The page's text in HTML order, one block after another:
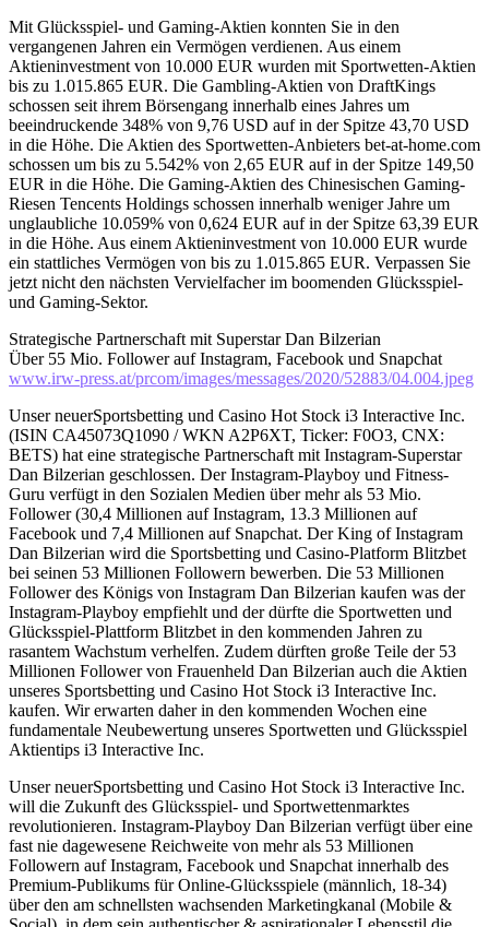
Mit Glücksspiel- und Gaming-Aktien konnten Sie in den
vergangenen Jahren ein Vermögen verdienen. Aus einem
Aktieninvestment von 10.000 EUR wurden mit Sportwetten-Aktien
bis zu 1.015.865 EUR. Die Gambling-Aktien von DraftKings
schossen seit ihrem Börsengang innerhalb eines Jahres um
beeindruckende 348% von 9,76 USD auf in der Spitze 43,70 USD
in die Höhe. Die Aktien des Sportwetten-Anbieters bet-at-home.com
schossen um bis zu 5.542% von 2,65 EUR auf in der Spitze 149,50
EUR in die Höhe. Die Gaming-Aktien des Chinesischen Gaming-
Riesen Tencents Holdings schossen innerhalb weniger Jahre um
unglaubliche 10.059% von 0,624 EUR auf in der Spitze 63,39 EUR
in die Höhe. Aus einem Aktieninvestment von 10.000 EUR wurde
ein stattliches Vermögen von bis zu 1.015.865 EUR. Verpassen Sie
jetzt nicht den nächsten Vervielfacher im boomenden Glücksspiel-
und Gaming-Sektor.
Strategische Partnerschaft mit Superstar Dan Bilzerian
Über 55 Mio. Follower auf Instagram, Facebook und Snapchat
www.irw-press.at/prcom/images/messages/2020/52883/04.004.jpeg
Unser neuerSportsbetting und Casino Hot Stock i3 Interactive Inc.
(ISIN CA45073Q1090 / WKN A2P6XT, Ticker: F0O3, CNX:
BETS) hat eine strategische Partnerschaft mit Instagram-Superstar
Dan Bilzerian geschlossen. Der Instagram-Playboy und Fitness-
Guru verfügt in den Sozialen Medien über mehr als 53 Mio.
Follower (30,4 Millionen auf Instagram, 13.3 Millionen auf
Facebook und 7,4 Millionen auf Snapchat. Der King of Instagram
Dan Bilzerian wird die Sportsbetting und Casino-Platform Blitzbet
bei seinen 53 Millionen Followern bewerben. Die 53 Millionen
Follower des Königs von Instagram Dan Bilzerian kaufen was der
Instagram-Playboy empfiehlt und der dürfte die Sportwetten und
Glücksspiel-Plattform Blitzbet in den kommenden Jahren zu
rasantem Wachstum verhelfen. Zudem dürften große Teile der 53
Millionen Follower von Frauenheld Dan Bilzerian auch die Aktien
unseres Sportsbetting und Casino Hot Stock i3 Interactive Inc.
kaufen. Wir erwarten daher in den kommenden Wochen eine
fundamentale Neubewertung unseres Sportwetten und Glücksspiel
Aktientips i3 Interactive Inc.
Unser neuerSportsbetting und Casino Hot Stock i3 Interactive Inc.
will die Zukunft des Glücksspiel- und Sportwettenmarktes
revolutionieren. Instagram-Playboy Dan Bilzerian verfügt über eine
fast nie dagewesene Reichweite von mehr als 53 Millionen
Followern auf Instagram, Facebook und Snapchat innerhalb des
Premium-Publikums für Online-Glücksspiele (männlich, 18-34)
über den am schnellsten wachsenden Marketingkanal (Mobile &